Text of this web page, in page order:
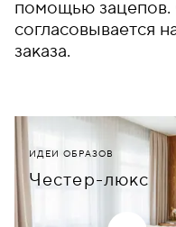
помощью зацепов.
согласовывается
заказа.
ИДЕИ ОБРАЗОВ
Честер-люкс